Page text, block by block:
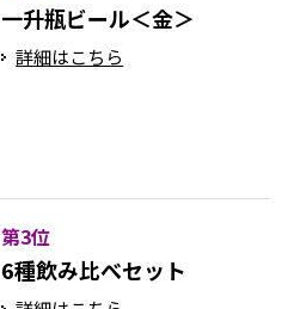
一升瓶ビール＜金＞
詳細はこちら
第3位
6種飲み比べセット